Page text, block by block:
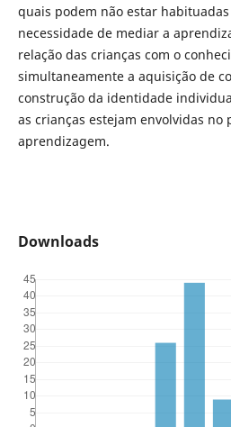
quais podem não estar
necessidade de mediar a
relação das crianças com o
simultaneamente a aquisição de
construção da identidade
as crianças estejam envolvidas no
aprendizagem.
Downloads